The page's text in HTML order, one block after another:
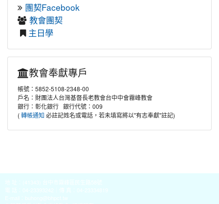
團契Facebook
教會團契
主日學
教會奉獻專戶
帳號：5852-5108-2348-00
戶名：財團法人台灣基督長老教會台中中會霧峰教會
銀行：彰化銀行 銀行代號：009
( 轉帳通知 必註記姓名或電話，若未填寫將以"有志奉獻"註記)
地 址：(41343) 台中市霧峰區民生路58號
E-mail：
buhong@bhpct.tw